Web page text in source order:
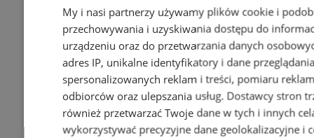
My i nasi partnerzy używamy plików cookie i
przechowywania i uzyskiwania dostępu do
urządzeniu oraz do przetwarzania danych
adres IP, unikalne identyfikatory i dane
spersonalizowanych reklam i treści, pomiaru
odbiorców oraz ulepszania usług. Dostawcy stron
również przetwarzać Twoje dane w tych i innych
wykorzystywać precyzyjne dane geolokalizacyjne i